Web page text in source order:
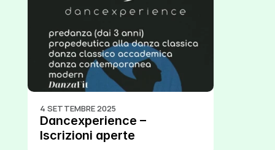
4 SETTEMBRE 2025
Dancexperience –
Iscrizioni aperte